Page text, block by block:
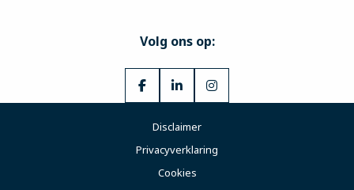
Volg ons op:
Ga
Facebook
Ga
LinkedIn
Ga
Disclaimer
Privacyverklaring
Cookies